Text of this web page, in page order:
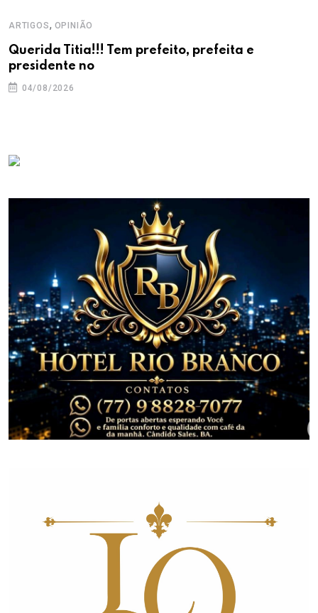
ARTIGOS, OPINIÃO
Querida Titia!!! Tem prefeito, prefeita e
presidente no
04/08/2026